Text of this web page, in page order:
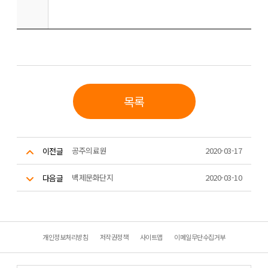
목록
이전글 공주의료원 2020-03-17
다음글 백제문화단지 2020-03-10
개인정보처리방침 저작권정책 사이트맵 이메일무단수집거부